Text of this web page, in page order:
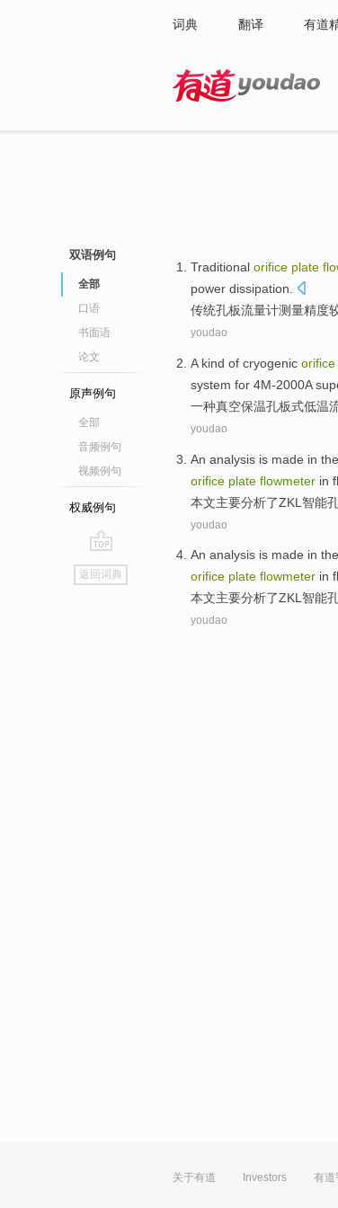
词典 翻译 有道
双语例句
全部
口语
书面语
论文
原声例句
全部
音频例句
视频例句
权威例句
go
top
返回词典
Traditional orifice plate
power dissipation
传统孔板流量计测量精度
youdao
A kind of cryogenic orifice
system for 4M-2000A
一种真空保温孔板式低温
youdao
An analysis is made in
orifice plate flowmeter in
本文主要分析了ZKL 智能
youdao
An analysis is made in
orifice plate flowmeter in
本文主要分析了ZKL智能
youdao
关于有道 Investors 有道